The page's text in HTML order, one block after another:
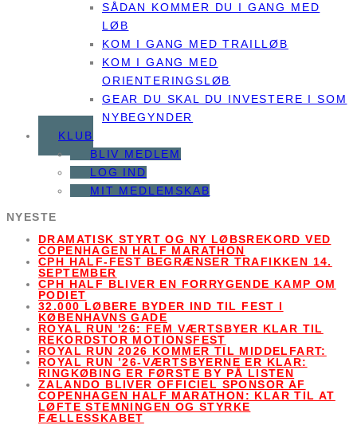
SÅDAN KOMMER DU I GANG MED
LØB
KOM I GANG MED TRAILLØB
KOM I GANG MED
ORIENTERINGSLØB
GEAR DU SKAL DU INVESTERE I SOM
NYBEGYNDER
KLUB
BLIV MEDLEM
LOG IND
MIT MEDLEMSKAB
NYESTE
DRAMATISK STYRT OG NY LØBSREKORD VED
COPENHAGEN HALF MARATHON
CPH HALF-FEST BEGRÆNSER TRAFIKKEN 14.
SEPTEMBER
CPH HALF BLIVER EN FORRYGENDE KAMP OM
PODIET
32.000 LØBERE BYDER IND TIL FEST I
KØBENHAVNS GADE
ROYAL RUN '26: FEM VÆRTSBYER KLAR TIL
REKORDSTOR MOTIONSFEST
ROYAL RUN 2026 KOMMER TIL MIDDELFART:
ROYAL RUN ’26-VÆRTSBYERNE ER KLAR:
RINGKØBING ER FØRSTE BY PÅ LISTEN
ZALANDO BLIVER OFFICIEL SPONSOR AF
COPENHAGEN HALF MARATHON: KLAR TIL AT
LØFTE STEMNINGEN OG STYRKE
FÆLLESSKABET